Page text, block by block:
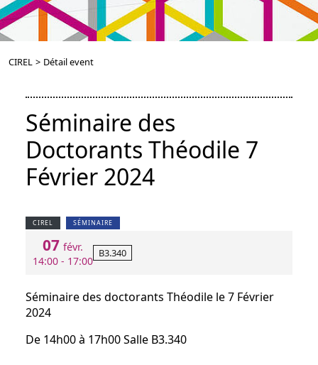
CIREL > Détail event
Séminaire des
Doctorants Théodile 7
Février 2024
CIREL SÉMINAIRE
07 févr.
14:00 - 17:00
B3.340
Séminaire des doctorants Théodile le 7 Février
2024
De 14h00 à 17h00 Salle B3.340